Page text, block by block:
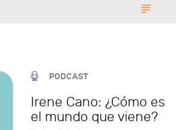
PODCAST
Irene Cano: ¿Cómo es
el mundo que viene?